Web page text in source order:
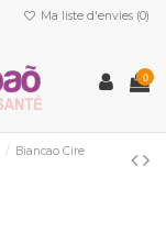
Ma liste d'envies (0)
0
Biancao Cire